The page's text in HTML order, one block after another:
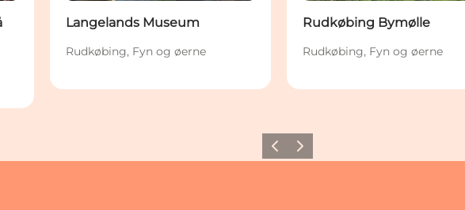
Langelands Museum
Rudkøbing, Fyn og øerne
Rudkøbing Bymølle
Rudkøbing, Fyn og øerne
ForrigeNæste